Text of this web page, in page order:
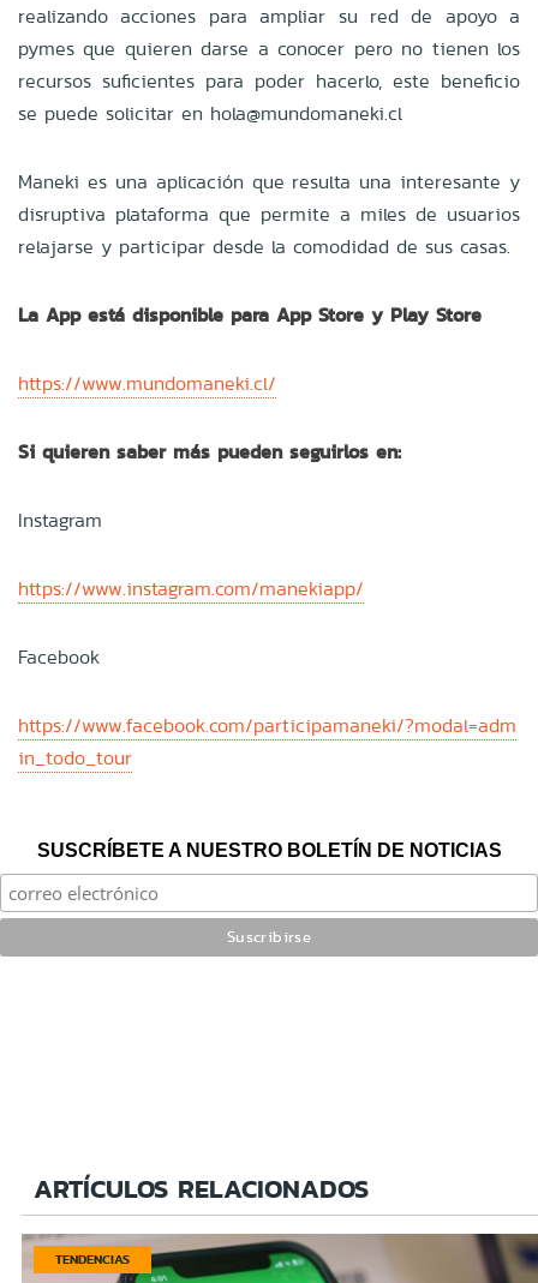
realizando acciones para ampliar su red de apoyo a
pymes que quieren darse a conocer pero no tienen los
recursos suficientes para poder hacerlo, este beneficio
se puede solicitar en hola@mundomaneki.cl
Maneki es una aplicación que resulta una interesante y
disruptiva plataforma que permite a miles de usuarios
relajarse y participar desde la comodidad de sus casas.
La App está disponible para App Store y Play Store
https://www.mundomaneki.cl/
Si quieren saber más pueden seguirlos en:
Instagram
https://www.instagram.com/manekiapp/
Facebook
https://www.facebook.com/participamaneki/?modal=adm
in_todo_tour
SUSCRÍBETE A NUESTRO BOLETÍN DE NOTICIAS
ARTÍCULOS RELACIONADOS
TENDENCIAS